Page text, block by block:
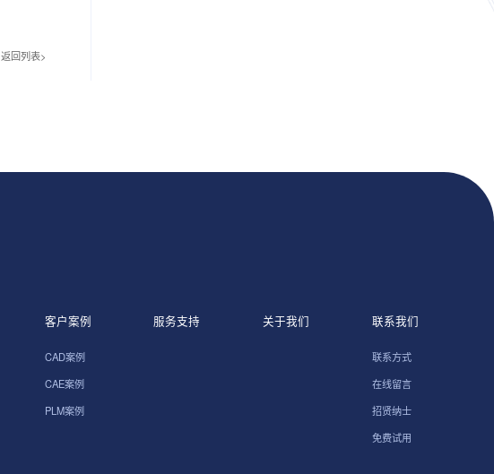
返回列表>
客户案例
CAD案例
CAE案例
PLM案例
服务支持 关于我们 联系我们
联系方式
在线留言
招贤纳士
免费试用